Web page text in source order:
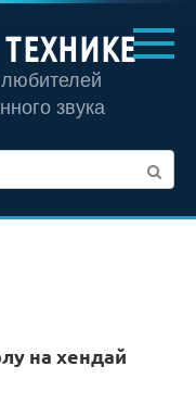
звука
на хендай